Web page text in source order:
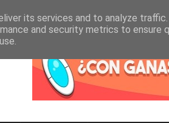
its services and to analyze
and security metrics to ensure